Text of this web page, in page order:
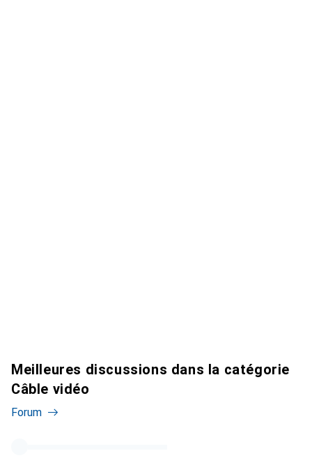
Meilleures discussions dans la catégorie
Câble vidéo
Forum